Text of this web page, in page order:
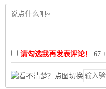
请勾选我再发表评论！ 67